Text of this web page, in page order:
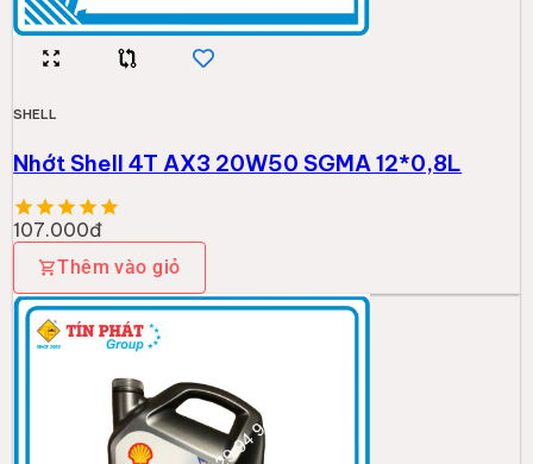
SHELL
Nhớt Shell 4T AX3 20W50 SGMA 12*0,8L
107.000đ
Thêm vào giỏ